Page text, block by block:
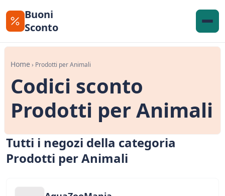
Buoni
Sconto
Home› Prodotti per Animali
Codici sconto
Prodotti per Animali
Tutti i negozi della categoria
Prodotti per Animali